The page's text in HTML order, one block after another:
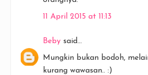
11 April 2015 at 11:13
Beby said...
Mungkin bukan bodoh,
kurang wawasan.. :)